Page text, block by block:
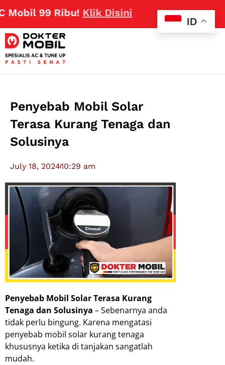
99 Ribu!Klik Disini
Penyebab Mobil Solar
Terasa Kurang Tenaga dan
Solusinya
July 18, 202410:29 am
Penyebab Mobil Solar Terasa Kurang
Tenaga dan Solusinya – Sebenarnya anda
tidak perlu bingung. Karena mengatasi
penyebab mobil solar kurang tenaga
khususnya ketika di tanjakan sangatlah
mudah.
ID